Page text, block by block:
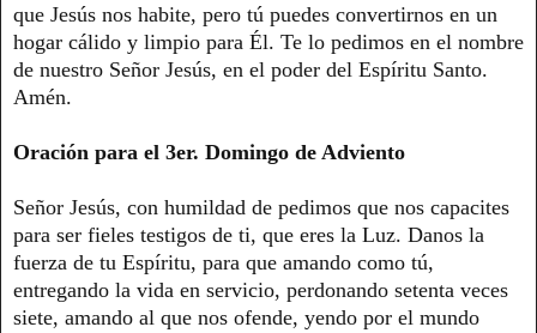
que Jesús nos habite, pero tú puedes convertirnos en un
hogar cálido y limpio para Él. Te lo pedimos en el nombre
de nuestro Señor Jesús, en el poder del Espíritu Santo.
Amén.
Oración para el 3er. Domingo de Adviento
Señor Jesús, con humildad de pedimos que nos capacites
para ser fieles testigos de ti, que eres la Luz. Danos la
fuerza de tu Espíritu, para que amando como tú,
entregando la vida en servicio, perdonando setenta veces
siete, amando al que nos ofende, yendo por el mundo